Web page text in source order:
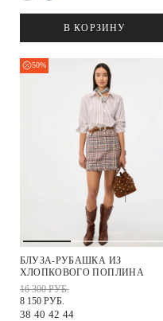
В КОРЗИНУ
50%
БЛУЗА-РУБАШКА ИЗ
ХЛОПКОВОГО ПОПЛИНА
16 300 РУБ.
8 150 РУБ.
38 40 42 44